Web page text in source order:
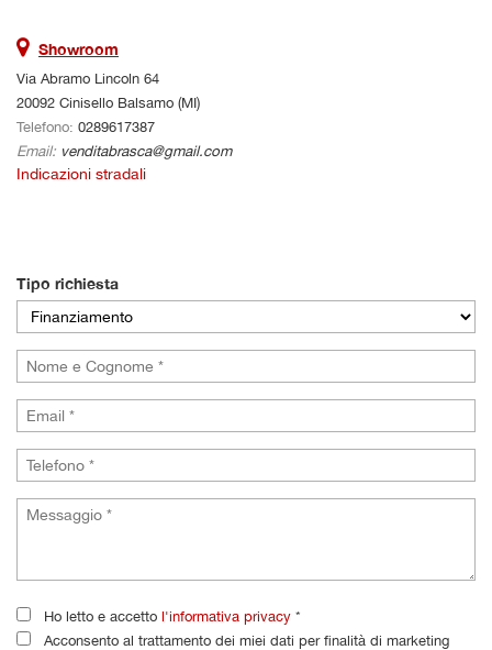
AZIENDA
Showroom
Via Abramo Lincoln 64
20092 Cinisello Balsamo (MI)
Telefono: 0289617387
Email: venditabrasca@gmail.com
Indicazioni stradali
Tipo richiesta
Ho letto e accetto l'informativa privacy *
Acconsento al trattamento dei miei dati per finalità di marketing
tecnologie
tracciamento
che
adottiamo
per
offrire
le
attività
di
seguito
descritte.
Per
ottenere
informazioni
sull'utilità
e
strumenti
di